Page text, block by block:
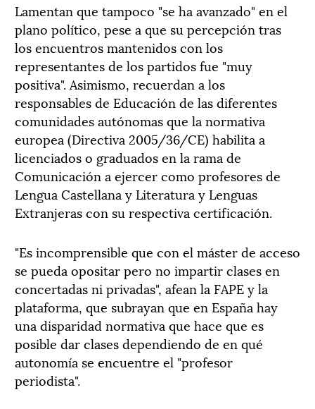
Lamentan que tampoco "se ha avanzado" en el
plano político, pese a que su percepción tras
los encuentros mantenidos con los
representantes de los partidos fue "muy
positiva". Asimismo, recuerdan a los
responsables de Educación de las diferentes
comunidades autónomas que la normativa
europea (Directiva 2005/36/CE) habilita a
licenciados o graduados en la rama de
Comunicación a ejercer como profesores de
Lengua Castellana y Literatura y Lenguas
Extranjeras con su respectiva certificación.
"Es incomprensible que con el máster de acceso
se pueda opositar pero no impartir clases en
concertadas ni privadas", afean la FAPE y la
plataforma, que subrayan que en España hay
una disparidad normativa que hace que es
posible dar clases dependiendo de en qué
autonomía se encuentre el "profesor
periodista".